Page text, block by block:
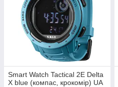
Smart Watch Tactical 2E Delta
X blue (компас, крокомір) UA